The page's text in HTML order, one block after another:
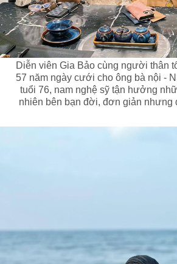
Diễn viên Gia Bảo cùng người thân
57 năm ngày cưới cho ông bà nội -
tuổi 76, nam nghệ sỹ tận hưởng
nhiên bên bạn đời, đơn giản nhưng